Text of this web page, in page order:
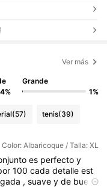
Ver más
Grande
1%
(57) tenis(39)
Color: Albaricoque / Talla: XL
es perfecto y
100cadadetalleest
,suaveyde buena